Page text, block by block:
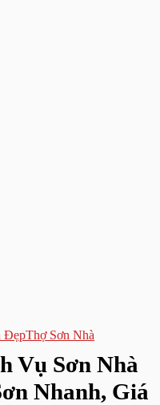
ĐẹpThợ Sơn Nhà
Vụ Sơn Nhà
Nhanh, Giá